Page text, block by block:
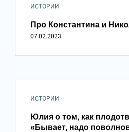
ИСТОРИИ
Про Константина и
07.02.2023
ИСТОРИИ
Юлия о том, как
«Бывает, надо